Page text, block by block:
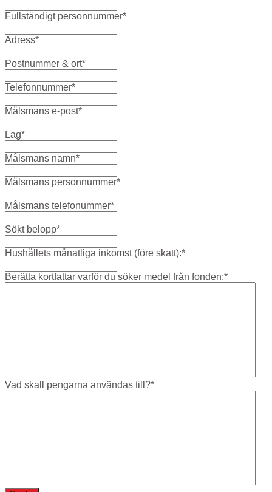
Fullständigt personnummer*
Adress*
Postnummer & ort*
Telefonnummer*
Målsmans e-post*
Lag*
Målsmans namn*
Målsmans personnummer*
Målsmans telefonummer*
Sökt belopp*
Hushållets månatliga inkomst (före skatt):*
Berätta kortfattar varför du söker medel från fonden:*
Vad skall pengarna användas till?*